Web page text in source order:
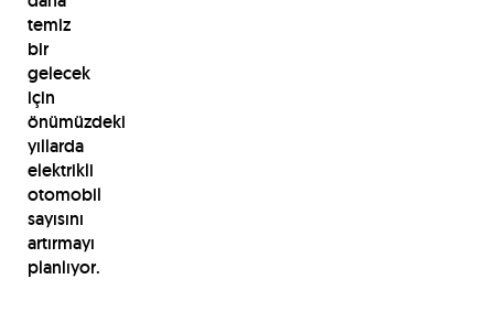
temiz
bir
gelecek
için
önümüzdeki
yıllarda
elektrikli
otomobil
sayısını
artırmayı
planlıyor.